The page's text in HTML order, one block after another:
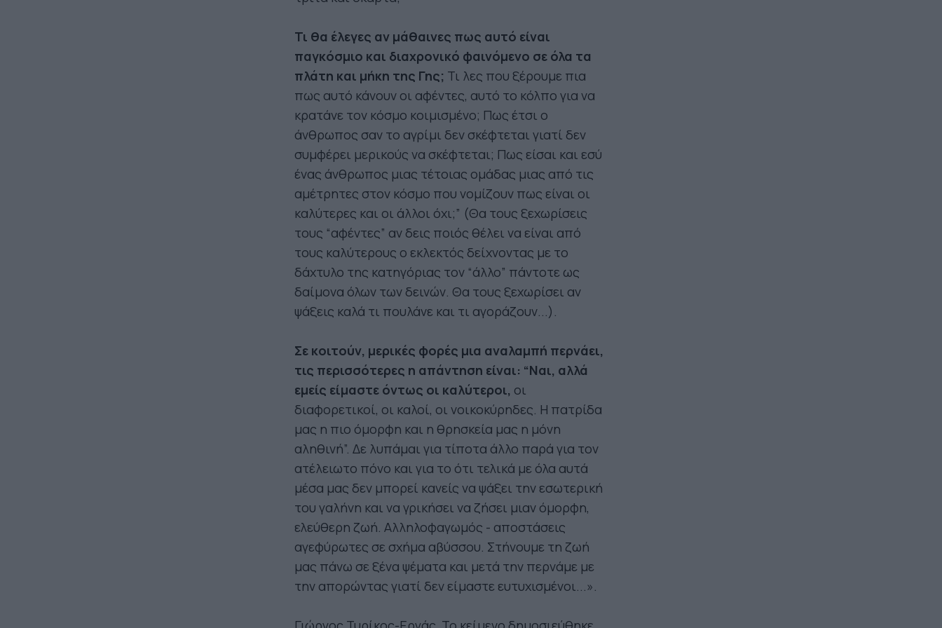
Τι θα έλεγες αν μάθαινες πως αυτό είναι
παγκόσμιο και διαχρονικό φαινόμενο σε όλα τα
πλάτη και μήκη της Γης; Τι λες που ξέρουμε πια
πως αυτό κάνουν οι αφέντες, αυτό το κόλπο για να
κρατάνε τον κόσμο κοιμισμένο; Πως έτσι ο
άνθρωπος σαν το αγρίμι δεν σκέφτεται γιατί δεν
συμφέρει μερικούς να σκέφτεται; Πως είσαι και εσύ
ένας άνθρωπος μιας τέτοιας ομάδας μιας από τις
αμέτρητες στον κόσμο που νομίζουν πως είναι οι
καλύτερες και οι άλλοι όχι;” (Θα τους ξεχωρίσεις
τους “αφέντες” αν δεις ποιός θέλει να είναι από
τους καλύτερους ο εκλεκτός δείχνοντας με το
δάχτυλο της κατηγόριας τον “άλλο” πάντοτε ως
δαίμονα όλων των δεινών. Θα τους ξεχωρίσει αν
ψάξεις καλά τι πουλάνε και τι αγοράζουν...).
Σε κοιτούν, μερικές φορές μια αναλαμπή περνάει,
τις περισσότερες η απάντηση είναι: “Ναι, αλλά
εμείς είμαστε όντως οι καλύτεροι, οι
διαφορετικοί, οι καλοί, οι νοικοκύρηδες. Η πατρίδα
μας η πιο όμορφη και η θρησκεία μας η μόνη
αληθινή”. Δε λυπάμαι για τίποτα άλλο παρά για τον
ατέλειωτο πόνο και για το ότι τελικά με όλα αυτά
μέσα μας δεν μπορεί κανείς να ψάξει την εσωτερική
του γαλήνη και να γρικήσει να ζήσει μιαν όμορφη,
ελεύθερη ζωή. Αλληλοφαγωμός - αποστάσεις
αγεφύρωτες σε σχήμα αβύσσου. Στήνουμε τη ζωή
μας πάνω σε ξένα ψέματα και μετά την περνάμε με
την απορώντας γιατί δεν είμαστε ευτυχισμένοι...».